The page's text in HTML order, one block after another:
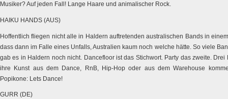
Musiker? Auf jeden Fall! Lange Haare und animalischer Rock.
HAIKU HANDS (AUS)
Hoffentlich fliegen nicht alle in Haldern auftretenden australischen Bands in
dass dann im Falle eines Unfalls, Australien kaum noch welche hätte. So viele
gab es in Haldern noch nicht. Dancefloor ist das Stichwort. Party das zweite.
ihre Kunst aus dem Dance, RnB, Hip-Hop oder aus dem Warehouse
Popikone: Lets Dance!
GURR (DE)